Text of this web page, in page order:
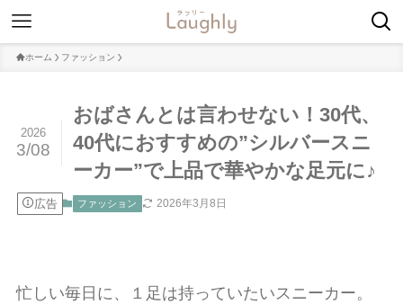
ホーム ファッション
おばさんとは言わせない！30代、
40代におすすめの”シルバースニ
ーカー”で上品で華やかな足元に♪
2026
3/08
広告 ファッション 2026年3月8日
忙しい毎日に、１足は持っていたいスニーカー。